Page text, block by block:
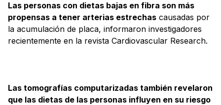
Las personas con dietas bajas en fibra son más
propensas a tener arterias estrechas causadas por
la acumulación de placa, informaron investigadores
recientemente en la revista Cardiovascular Research.
Las tomografías computarizadas también revelaron
que las dietas de las personas influyen en su riesgo